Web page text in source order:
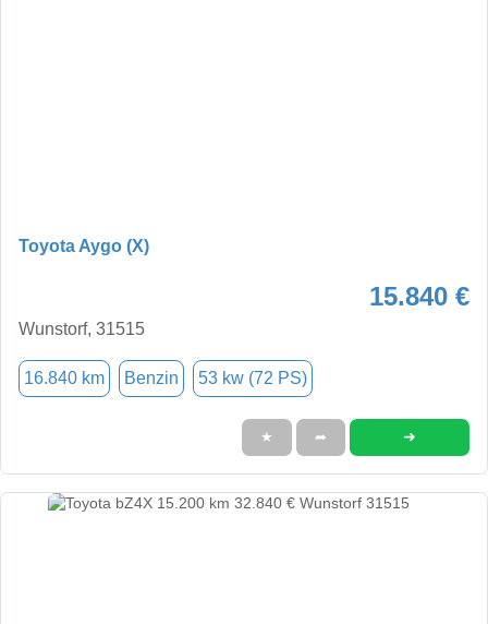
Toyota Aygo (X)
15.840 €
Wunstorf, 31515
16.840 km Benzin 53 kw (72 PS)
★ ➦ ➜